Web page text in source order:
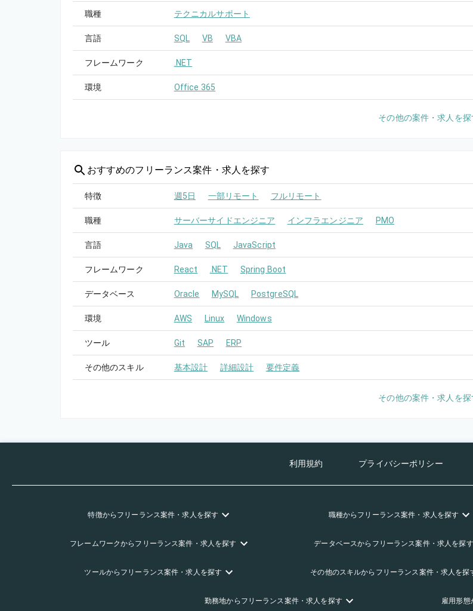
職種 テクニカルサポート
言語 SQL VB VBA
フレームワーク .NET
環境 Office 365
その他の案件・求人を探
おすすめのフリーランス案件・求人を探す
特徴 週5日 一部リモート フルリモート
職種 サーバーサイドエンジニア インフラエンジニア PMO
言語 Java SQL JavaScript
フレームワーク React .NET Spring Boot
データベース Oracle MySQL PostgreSQL
環境 AWS Linux Windows
ツール Git SAP ERP
その他のスキル 基本設計 詳細設計 要件定義
その他の案件・求人を探
利用規約 プライバシーポリシー
特徴からフリーランス案件・求人を探す 職種からフリーランス案件・求人を探す
フレームワークからフリーランス案件・求人を探す データベースからフリーランス案件・求人を探す
ツールからフリーランス案件・求人を探す その他のスキルからフリーランス案件・求人を探
勤務地からフリーランス案件・求人を探す 雇用形態